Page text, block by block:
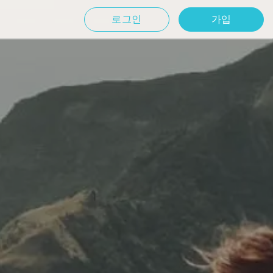
로그인 가입